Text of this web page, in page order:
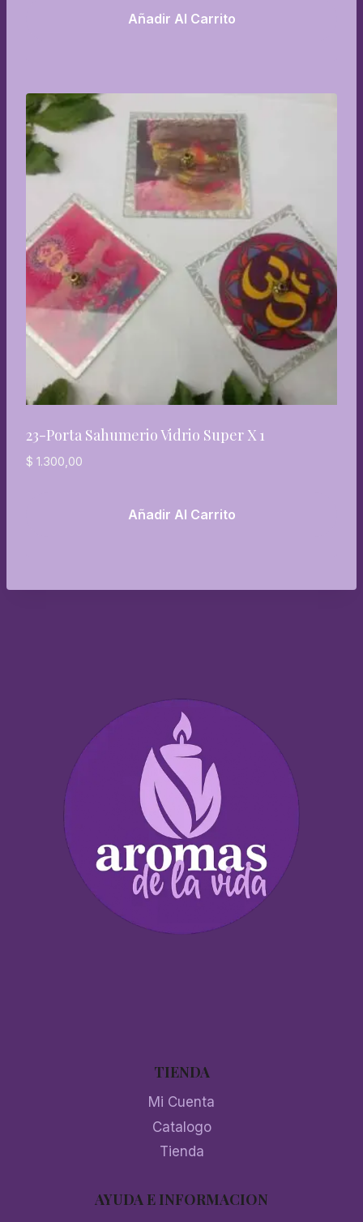
Añadir Al Carrito
23-Porta Sahumerio Vidrio Super X 1
$ 1.300,00
Añadir Al Carrito
TIENDA
Mi Cuenta
Catalogo
Tienda
AYUDA E INFORMACION